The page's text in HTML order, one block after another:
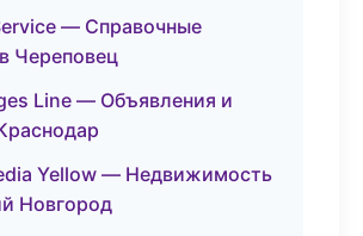
— Справочные
Череповец
Line — Объявления и
Yellow — Недвижимость
Новгород